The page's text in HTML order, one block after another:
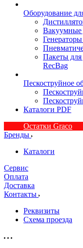
Оборудование
Вакуумные
Пакеты для
RecBag
Пескоструйное
Каталоги PDF
Остатки Graco
Бренды
Каталоги
Сервис
Оплата
Доставка
Контакты
Реквизиты
Схема проезда